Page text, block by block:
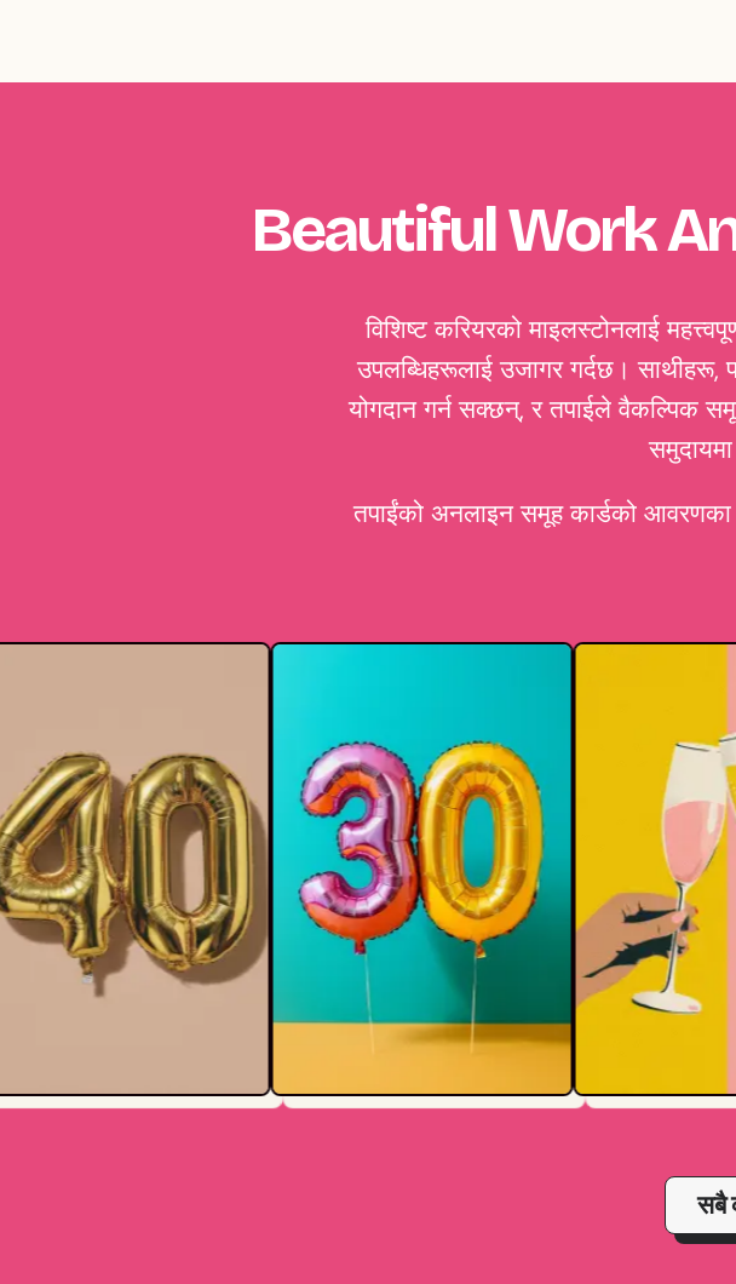
Beautiful Work
विशिष्ट करियरको माइलस्टोनलाई
उपलब्धिहरूलाई उजागर गर्दछ। साथीहरू,
योगदान गर्न सक्छन्, र तपाईले वैकल्पिक
तपाईंको अनलाइन समूह कार्डको आवरणका
सबै